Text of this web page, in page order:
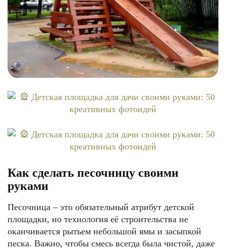
Как сделать песочницу своими
руками
Песочница – это обязательный атрибут детской
площадки, но технология её строительства не
оканчивается рытьем небольшой ямы и засыпкой
песка. Важно, чтобы смесь всегда была чистой, даже